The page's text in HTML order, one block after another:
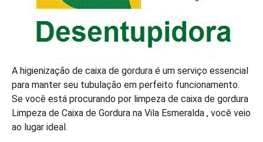
A higienização de caixa de gordura é um serviço essencial
para manter seu tubulação em perfeito funcionamento.
Se você está procurando por limpeza de caixa de gordura
Limpeza de Caixa de Gordura na Vila Esmeralda , você veio
ao lugar ideal.